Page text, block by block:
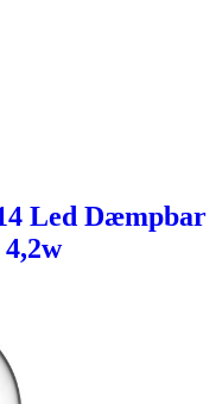
Led Dæmpbar